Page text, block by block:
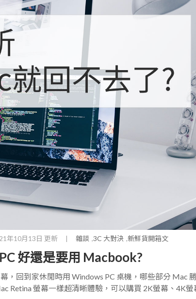
年10月13日 更新 | 雜談 3C 大對決 新鮮貨開箱文
好還是要用 Macbook?
，回到家休閒時用 Windows PC 桌機，哪些部分 Mac
Retina 螢幕一樣超清晰體驗，可以購買 2K螢幕、4K螢